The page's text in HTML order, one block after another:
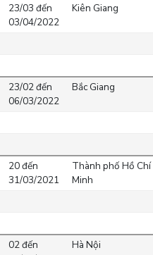
23/03 đến
03/04/2022
Kiên Giang
23/02 đến
06/03/2022
Bắc Giang
20 đến
31/03/2021
Thành phố Hồ Chí
Minh
02 đến
Hà Nội